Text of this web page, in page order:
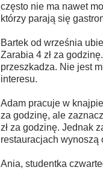
często nie ma nawet
którzy parają się
Bartek od września
Zarabia 4 zł za
przeszkadza. Nie jest
interesu.
Adam pracuje w
za godzinę, ale
zł za godzinę. Jednak
restauracjach wynoszą
Ania, studentka